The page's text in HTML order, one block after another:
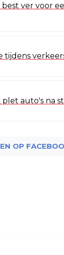
ver voor
tijdens
auto's na
OP